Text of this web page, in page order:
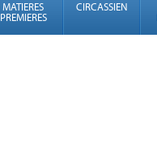
MATIERES
PREMIERES
CIRCASSIEN